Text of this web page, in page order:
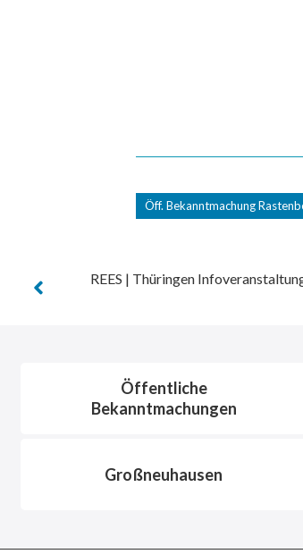
Öff. Bekanntmachung
REES | Thüringen
Öffentliche
Bekanntmachungen
Großneuhausen